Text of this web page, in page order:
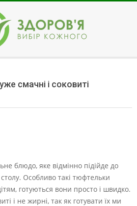
смачні і соковиті
блюдо, яке відмінно підійде до
Особливо такі тюфтельки
готуються вони просто і швидко.
і не жирні, так як готувати їх ми